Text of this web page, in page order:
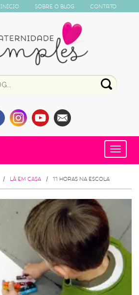
Início Sobre o Blog Contato
Toggle
LÁ EM CASA 11 HORAS NA ESCOLA